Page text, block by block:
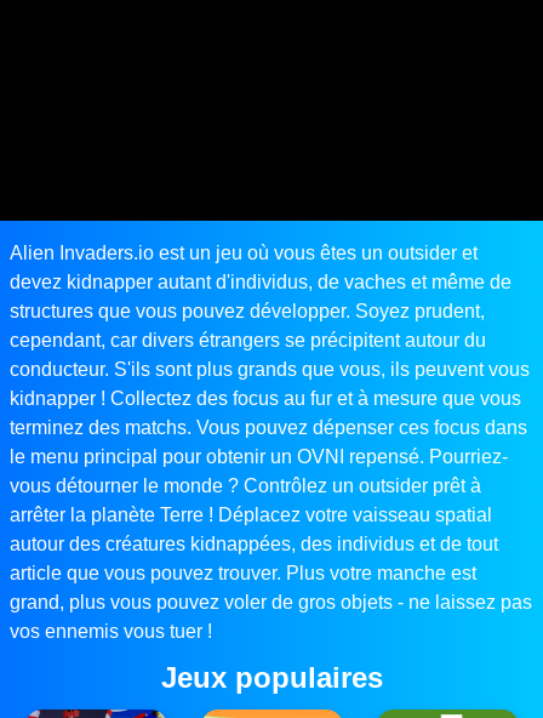
Alien Invaders.io est un jeu où vous êtes un outsider et
devez kidnapper autant d'individus, de vaches et même de
structures que vous pouvez développer. Soyez prudent,
cependant, car divers étrangers se précipitent autour du
conducteur. S'ils sont plus grands que vous, ils peuvent vous
kidnapper ! Collectez des focus au fur et à mesure que vous
terminez des matchs. Vous pouvez dépenser ces focus dans
le menu principal pour obtenir un OVNI repensé. Pourriez-
vous détourner le monde ? Contrôlez un outsider prêt à
arrêter la planète Terre ! Déplacez votre vaisseau spatial
autour des créatures kidnappées, des individus et de tout
article que vous pouvez trouver. Plus votre manche est
grand, plus vous pouvez voler de gros objets - ne laissez pas
vos ennemis vous tuer !
Jeux populaires